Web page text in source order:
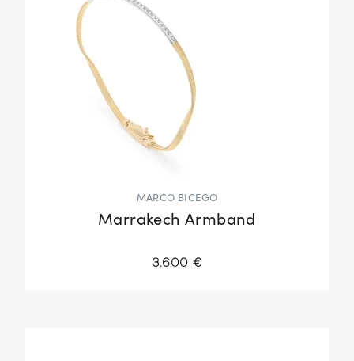
MARCO BICEGO
Marrakech Armband
3.600 €